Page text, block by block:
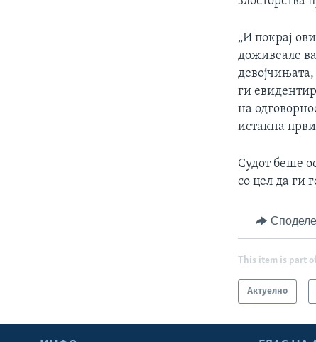
„И покрај
доживеале
ги
на
истакна
Судот беше
со цел да ги
This item is part
Актуелно